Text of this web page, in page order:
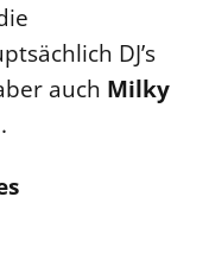
DJ’s
auch Milky